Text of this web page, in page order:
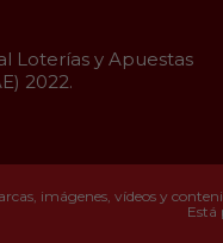
Loterías y Apuestas
2022.
imágenes, vídeos y
Está